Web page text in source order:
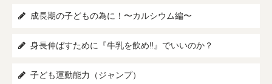
成長期の子どもの為に！〜カルシウム編〜
身長伸ばすために『牛乳を飲め‼』でいいのか？
子ども運動能力（ジャンプ）